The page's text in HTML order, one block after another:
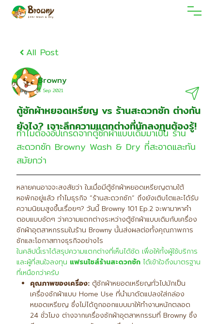
All Post
Browny
8 Sep 2021
ตู้ซักผ้าหยอดเหรียญ vs ร้านสะดวกซัก ต่างกัน
ยังไง? เจาะลึกความแตกต่างที่นักลงทุนต้องรู้!
ทำไมต้องอัปเกรดจากตู้ซักผ้าแบบเดิมมาเป็น ร้าน
สะดวกซัก Browny Wash & Dry ที่สะอาดและทัน
สมัยกว่า
หลายคนอาจจะสงสัยว่า ในเมื่อมีตู้ซักผ้าหยอดเหรียญตามใต้
หอพักอยู่แล้ว ทำไมธุรกิจ “ร้านสะดวกซัก” ถึงยังเติบโตและได้รับ
ความนิยมสูงขึ้นเรื่อยๆ? วันนี้ Browny 101 Ep.2 จะพามาหาคำ
ตอบแบบชัดๆ ว่าความแตกต่างระหว่างตู้ซักผ้าแบบเดิมกับเครื่อง
ซักผ้าอุตสาหกรรมในร้าน Browny นั้นส่งผลต่อทั้งคุณภาพการ
ซักและโอกาสทางธุรกิจอย่างไร
ในคลิปนี้เราได้สรุปความแตกต่างที่เห็นได้ชัด เพื่อให้ทั้งผู้ใช้บริการ
และผู้ที่สนใจลงทุน แฟรนไชส์ร้านสะดวกซัก ได้เข้าใจถึงมาตรฐาน
ที่เหนือกว่าครับ
คุณภาพของเครื่อง: ตู้ซักผ้าหยอดเหรียญทั่วไปมักเป็น
เครื่องซักผ้าแบบ Home Use ที่นำมาดัดแปลงใส่กล่อง
หยอดเหรียญ ซึ่งไม่ได้ถูกออกแบบมาให้ทำงานหนักตลอด
24 ชั่วโมง ต่างจากเครื่องซักผ้าอุตสาหกรรมที่ Browny ซึ่ง